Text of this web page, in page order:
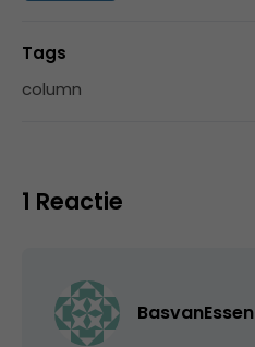
Tags
column
1 Reactie
BasvanEssen